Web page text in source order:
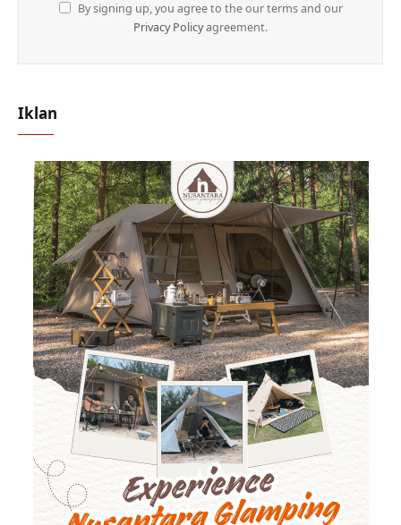
By signing up, you agree to the our terms and our
Privacy Policyagreement.
Iklan